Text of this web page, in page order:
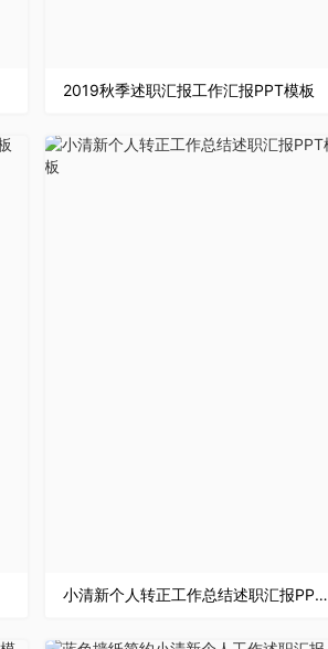
2019秋季述职汇报工作汇报PPT模板
小清新个人转正工作总结述职汇报PPT模板